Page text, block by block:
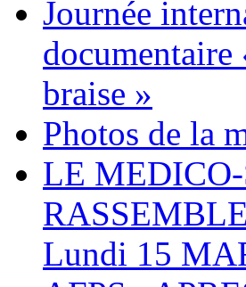
Journée
documentaire
braise »
Photos de la
LE
Lundi 15